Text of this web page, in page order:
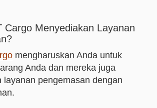
Cargo Menyediakan Layanan
mengharuskan Anda untuk
Anda dan mereka juga
layanan pengemasan dengan